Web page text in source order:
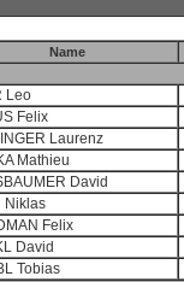
Name
Leo
Felix
Laurenz
Mathieu
David
Niklas
Felix
David
Tobias